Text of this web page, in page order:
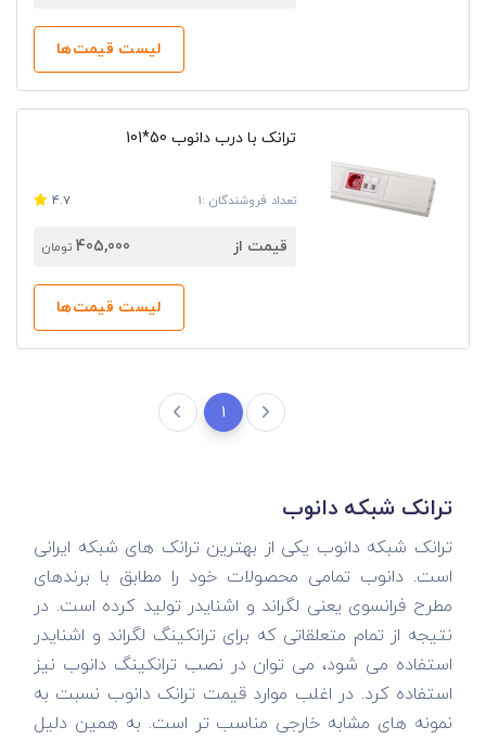
لیست قیمت‌ها
ترانک با درب دانوب 50*101
تعداد فروشندگان :1 4.7
قیمت از 405,000 تومان
لیست قیمت‌ها
1
ترانک شبکه دانوب
ترانک شبکه دانوب یکی از بهترین ترانک های شبکه ایرانی
است. دانوب تمامی محصولات خود را مطابق با برندهای
مطرح فرانسوی یعنی لگراند و اشنایدر تولید کرده است. در
نتیجه از تمام متعلقاتی که برای ترانکینگ لگراند و اشنایدر
استفاده می شود، می توان در نصب ترانکینگ دانوب نیز
استفاده کرد. در اغلب موارد قیمت ترانک دانوب نسبت به
نمونه های مشابه خارجی مناسب تر است. به همین دلیل